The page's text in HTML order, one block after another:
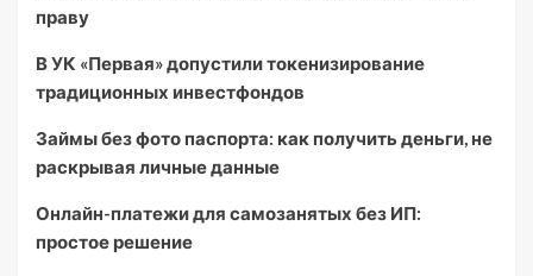
праву
В УК «Первая» допустили токенизирование
традиционных инвестфондов
Займы без фото паспорта: как получить деньги, не
раскрывая личные данные
Онлайн-платежи для самозанятых без ИП:
простое решение